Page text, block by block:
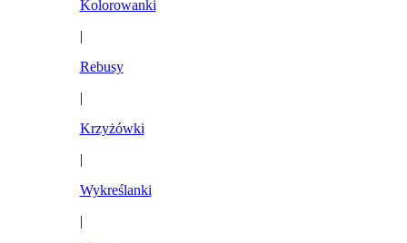
Kolorowanki
|
Rebusy
|
Krzyżówki
|
Wykreślanki
|